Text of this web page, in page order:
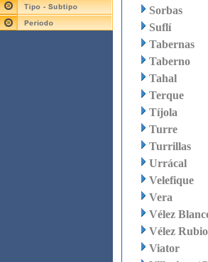
Sorbas
Suflí
Tabernas
Taberno
Tahal
Terque
Tíjola
Turre
Turrillas
Urrácal
Velefique
Vera
Vélez
Vélez Rubio
Viator